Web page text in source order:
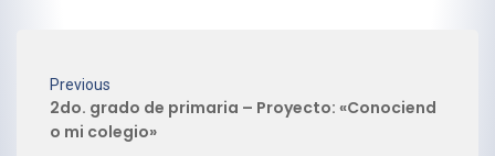
Previous
2do. grado de primaria – Proyecto: «Conociend
o mi colegio»